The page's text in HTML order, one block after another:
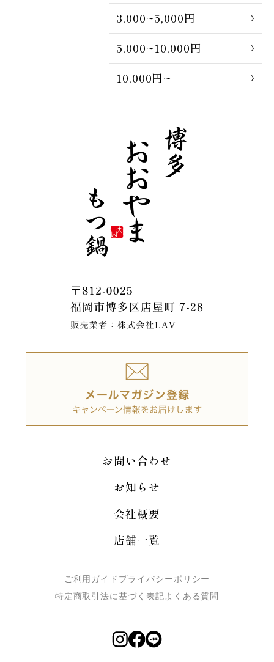
3,000~5,000円
5,000~10,000円
10,000円~
お問い合わせ
お知らせ
会社概要
店舗一覧
ご利用ガイド プライバシーポリシー
特定商取引法に基づく表記よくある質問